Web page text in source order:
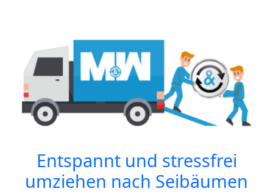
Entspannt und stressfrei
umziehen nach Seibäumen